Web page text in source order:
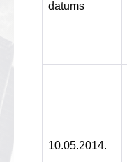
datums
10.05.2014.